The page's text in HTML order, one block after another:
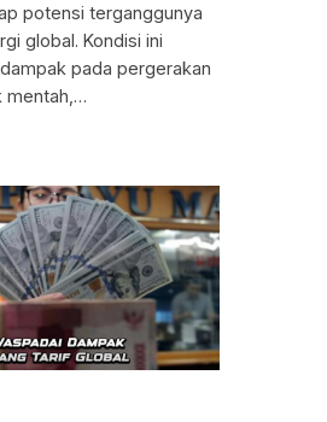
potensi terganggunya
global. Kondisi ini
pada pergerakan
mentah,…